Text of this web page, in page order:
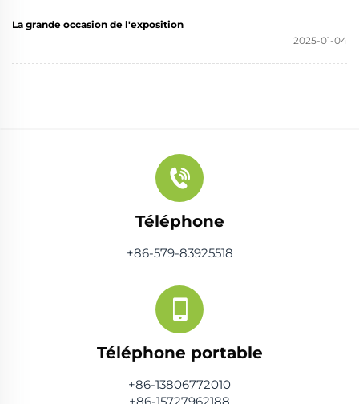
La grande occasion de l'exposition
2025-01-04
Téléphone
+86-579-83925518
Téléphone portable
+86-13806772010
+86-15727962188